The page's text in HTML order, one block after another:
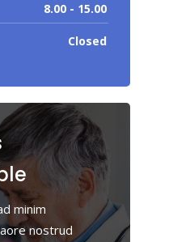
8.00 - 15.00
Closed
minim
nostrud